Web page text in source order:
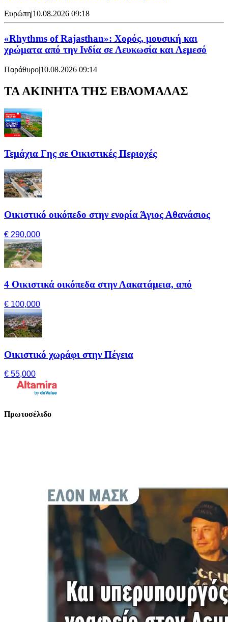
Ευρώπη|10.08.2026 09:18
«Rhythms of Rajasthan»: Χορός, μουσική και
χρώματα από την Ινδία σε Λευκωσία και Λεμεσό
Παράθυρο|10.08.2026 09:14
ΤΑ ΑΚΙΝΗΤΑ ΤΗΣ ΕΒΔΟΜΑΔΑΣ
Τεμάχια Γης σε Οικιστικές Περιοχές
Οικιστικό οικόπεδο στην ενορία Άγιος Αθανάσιος
€ 290,000
4 Οικιστικά οικόπεδα στην Λακατάμεια, από
€ 100,000
Οικιστικό χωράφι στην Πέγεια
€ 55,000
Πρωτοσέλιδο